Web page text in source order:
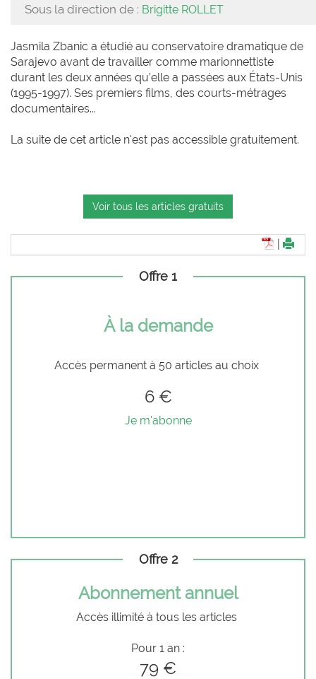
Sous la direction de : Brigitte ROLLET
Jasmila Zbanic a étudié au conservatoire dramatique de
Sarajevo avant de travailler comme marionnettiste
durant les deux années qu’elle a passées aux États-Unis
(1995-1997). Ses premiers films, des courts-métrages
documentaires...
La suite de cet article n'est pas accessible gratuitement.
Voir tous les articles gratuits
Offre 1
À la demande
Accès permanent à 50 articles au choix
6 €
Je m'abonne
Offre 2
Abonnement annuel
Accès illimité à tous les articles
Pour 1 an :
79 €